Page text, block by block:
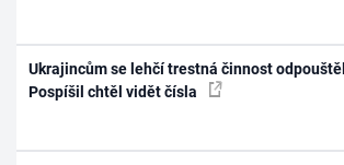
Ukrajincům se lehčí trestná činnost
Pospíšil chtěl vidět čísla